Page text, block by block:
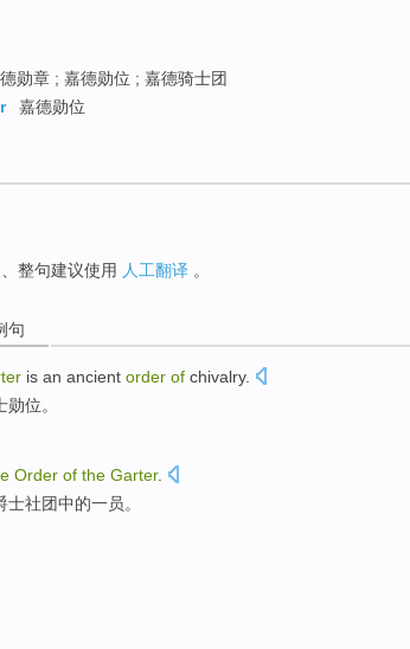
勋章 ; 嘉德勋位 ; 嘉德骑士团
嘉德勋位
整句建议使用 人工翻译 。
句
is an ancient order of chivalry.
勋位。
Order of the Garter.
士社团中的一员。